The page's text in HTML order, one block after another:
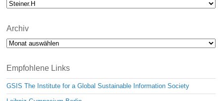
Archiv
Archiv
Empfohlene Links
GSIS The Institute for a Global Sustainable Information Society